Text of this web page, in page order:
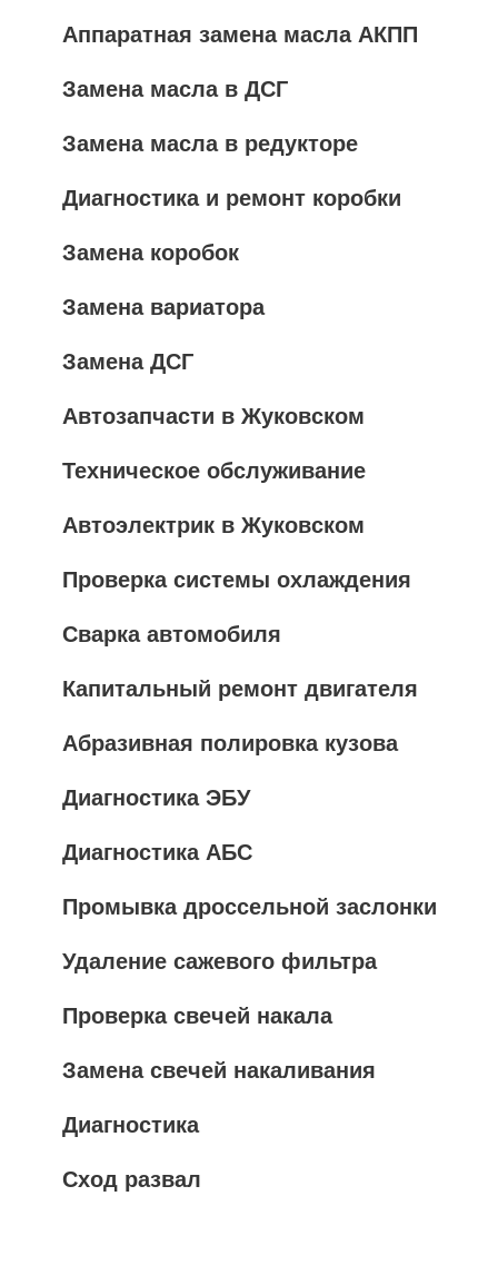
Аппаратная замена масла АКПП
Замена масла в ДСГ
Замена масла в редукторе
Диагностика и ремонт коробки
Замена коробок
Замена вариатора
Замена ДСГ
Автозапчасти в Жуковском
Техническое обслуживание
Автоэлектрик в Жуковском
Проверка системы охлаждения
Сварка автомобиля
Капитальный ремонт двигателя
Абразивная полировка кузова
Диагностика ЭБУ
Диагностика АБС
Промывка дроссельной заслонки
Удаление сажевого фильтра
Проверка свечей накала
Замена свечей накаливания
Диагностика
Сход развал